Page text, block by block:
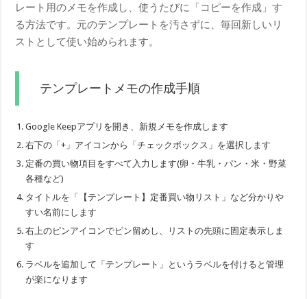
レート用のメモを作成し、使うたびに「コピーを作成」す
る方法です。元のテンプレートを汚さずに、毎回新しいリ
ストとして使い始められます。
テンプレートメモの作成手順
Google Keepアプリを開き、新規メモを作成します
右下の「+」アイコンから「チェックボックス」を選択します
定番の買い物項目をすべて入力します(卵・牛乳・パン・米・野菜
各種など)
タイトルを「【テンプレート】定番買い物リスト」など分かりや
すい名前にします
右上のピンアイコンでピン留めし、リストの先頭に固定表示しま
す
ラベルを追加して「テンプレート」というラベルを付けると管理
が楽になります